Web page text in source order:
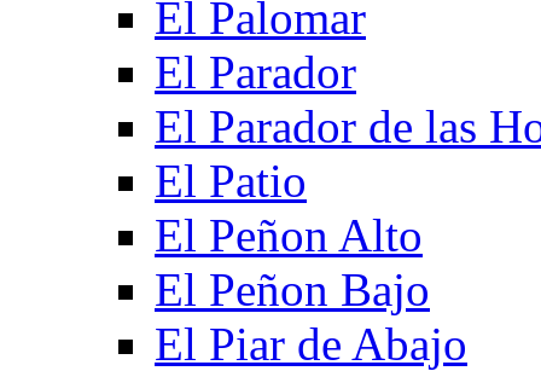
El Palomar
El Parador
El Parador de las
El Patio
El Peñon Alto
El Peñon Bajo
El Piar de Abajo